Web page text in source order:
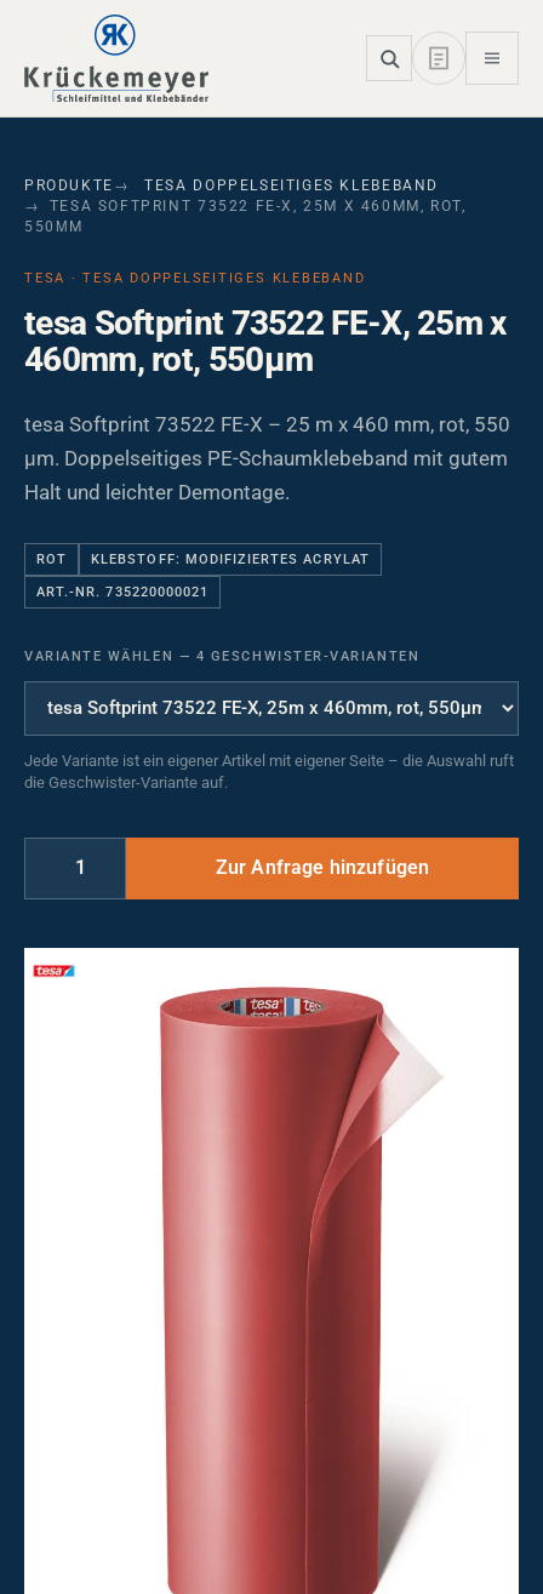
Skip to main navigation
Skip to main content
Skip to page footer
PRODUKTE
TESA DOPPELSEITIGES KLEBEBAND
TESA SOFTPRINT 73522 FE-X, 25M X 460MM, ROT,
550ΜM
TESA · TESA DOPPELSEITIGES KLEBEBAND
tesa Softprint 73522 FE-X, 25m x
460mm, rot, 550µm
tesa Softprint 73522 FE-X – 25 m x 460 mm, rot, 550
µm. Doppelseitiges PE-Schaumklebeband mit gutem
Halt und leichter Demontage.
ROT KLEBSTOFF: MODIFIZIERTES ACRYLAT
ART.-NR. 735220000021
VARIANTE WÄHLEN — 4 GESCHWISTER-VARIANTEN
Jede Variante ist ein eigener Artikel mit eigener Seite – die Auswahl ruft
die Geschwister-Variante auf.